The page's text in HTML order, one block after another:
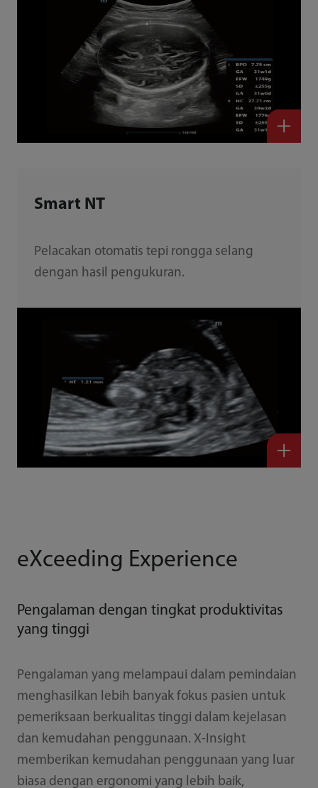
Smart NT
Pelacakan otomatis tepi rongga selang
dengan hasil pengukuran.
eXceeding Experience
Pengalaman dengan tingkat produktivitas
yang tinggi
Pengalaman yang melampaui dalam pemindaian
menghasilkan lebih banyak fokus pasien untuk
pemeriksaan berkualitas tinggi dalam kejelasan
dan kemudahan penggunaan. X-Insight
memberikan kemudahan penggunaan yang luar
biasa dengan ergonomi yang lebih baik,